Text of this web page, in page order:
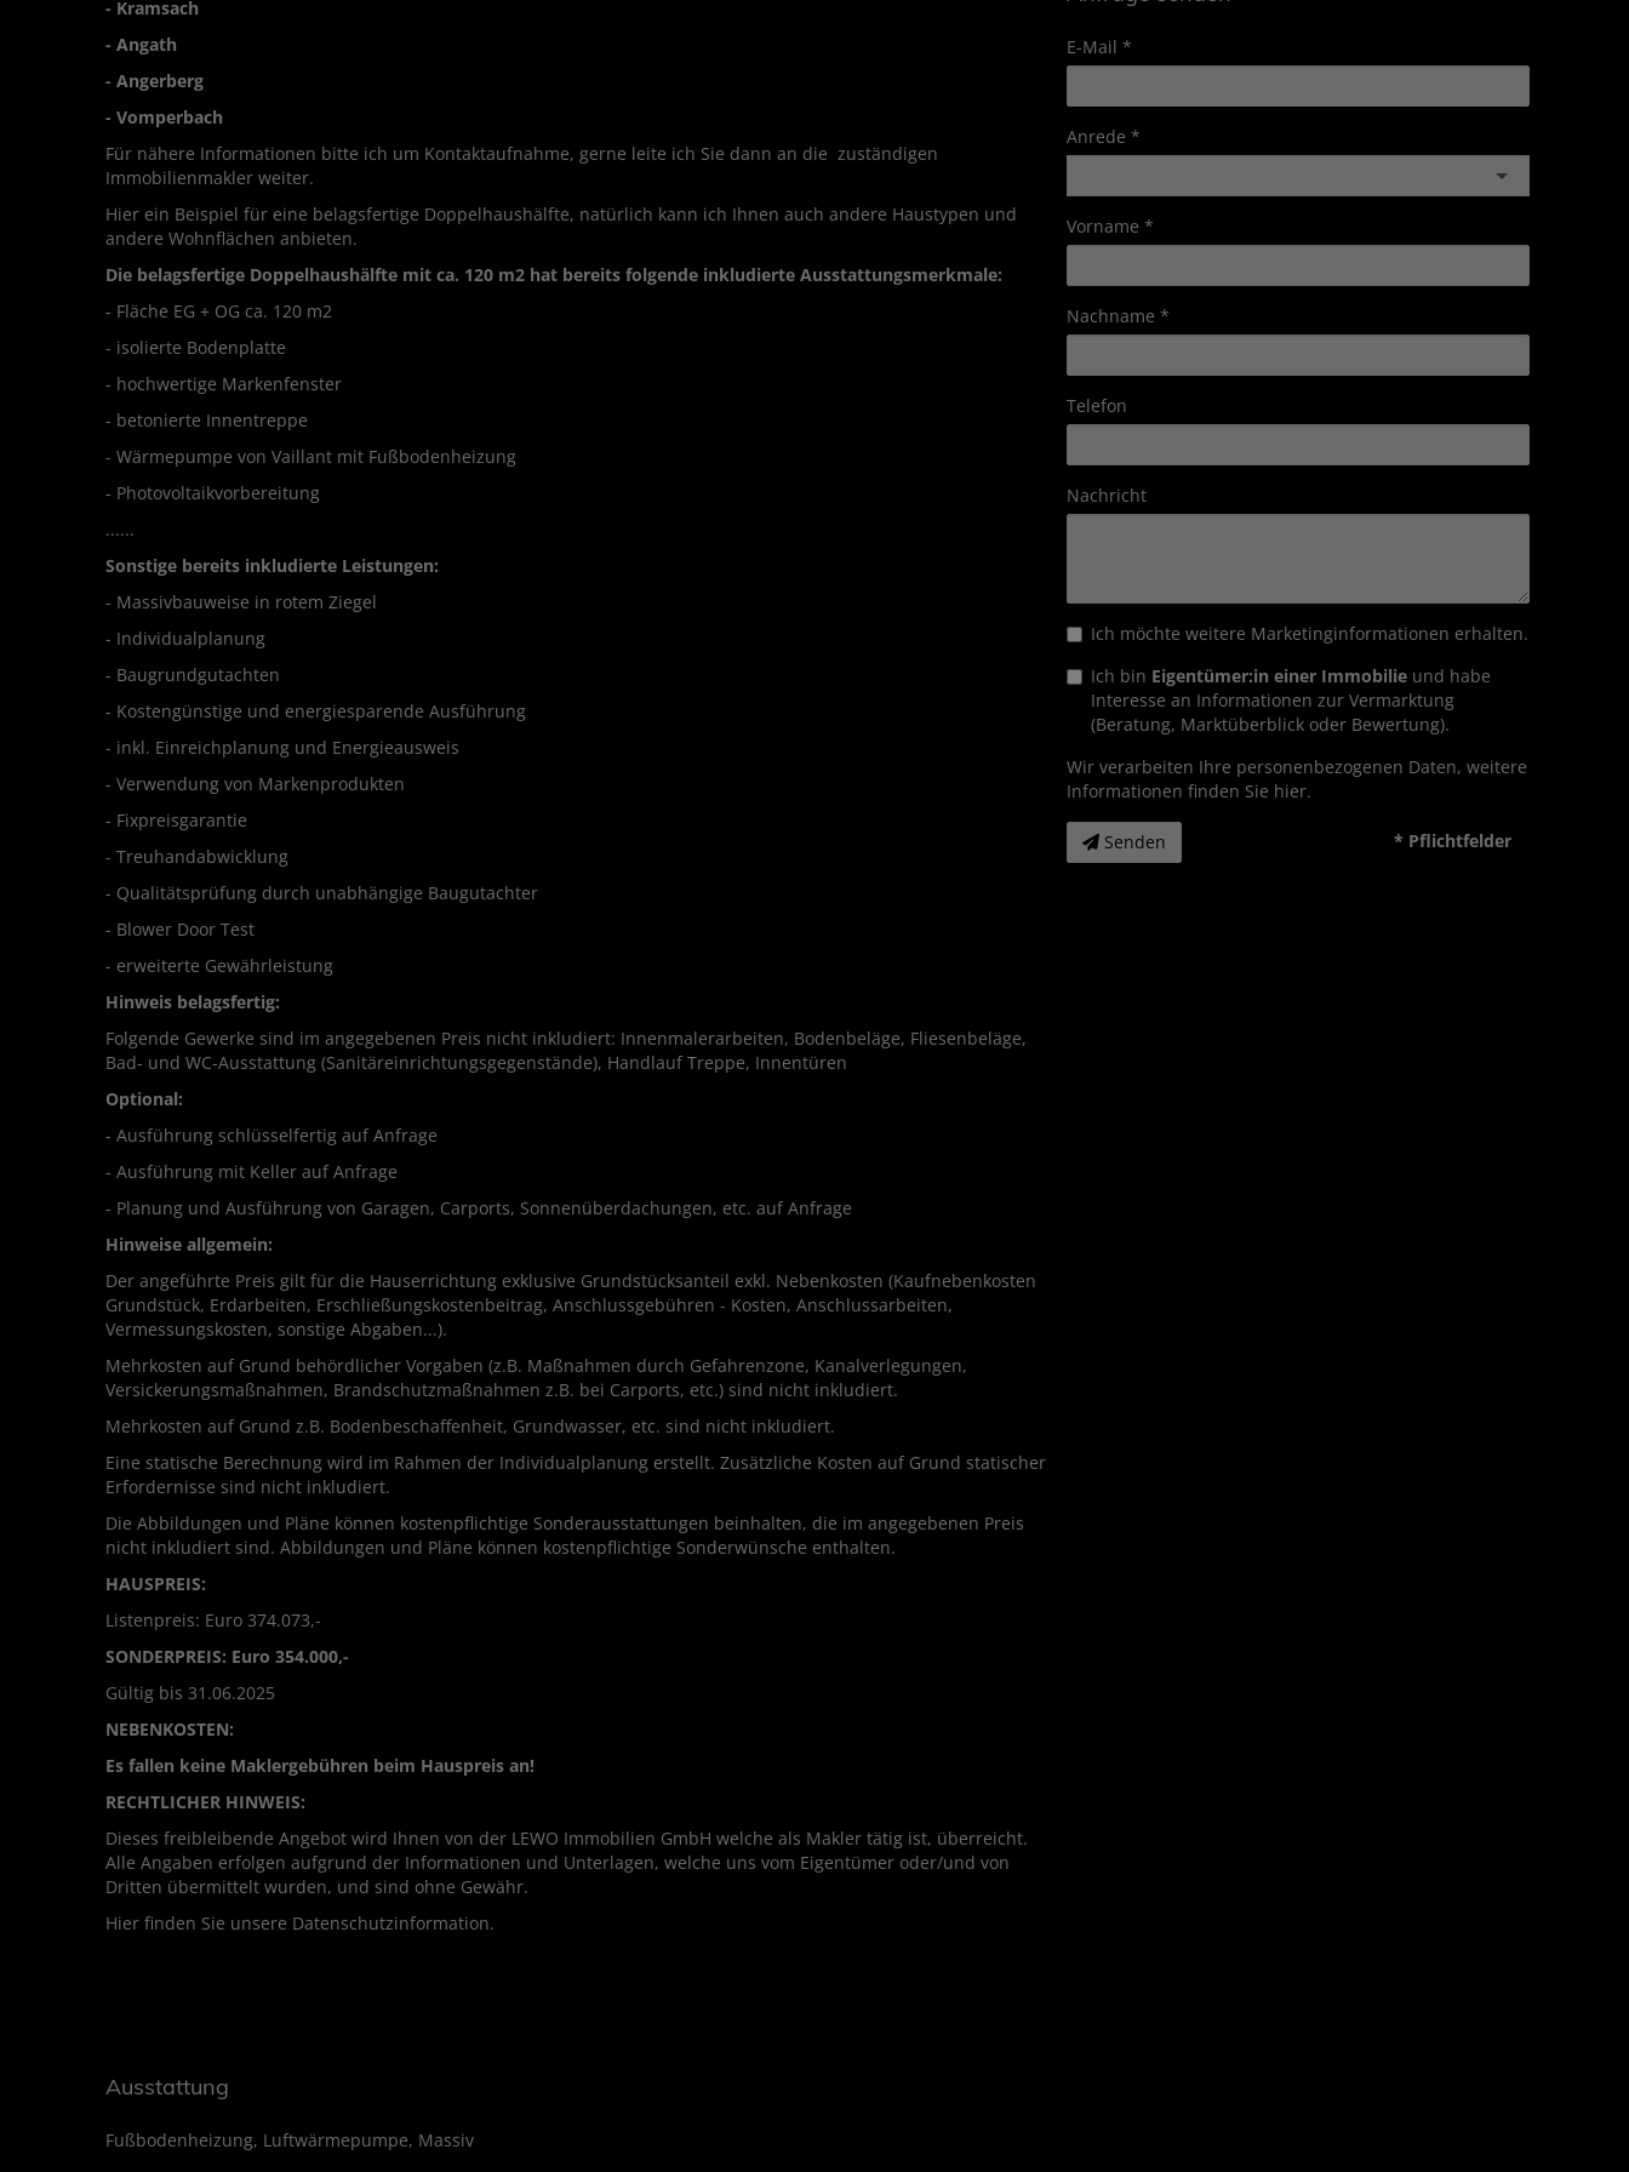
- Kramsach
- Angath
- Angerberg
- Vomperbach
Für nähere Informationen bitte ich um Kontaktaufnahme, gerne leite ich Sie dann an die zuständigen
Immobilienmakler weiter.
Hier ein Beispiel für eine belagsfertige Doppelhaushälfte, natürlich kann ich Ihnen auch andere Haustypen und
andere Wohnflächen anbieten.
Die belagsfertige Doppelhaushälfte mit ca. 120 m2 hat bereits folgende inkludierte Ausstattungsmerkmale:
- Fläche EG + OG ca. 120 m2
- isolierte Bodenplatte
- hochwertige Markenfenster
- betonierte Innentreppe
- Wärmepumpe von Vaillant mit Fußbodenheizung
- Photovoltaikvorbereitung
......
Sonstige bereits inkludierte Leistungen:
- Massivbauweise in rotem Ziegel
- Individualplanung
- Baugrundgutachten
- Kostengünstige und energiesparende Ausführung
- inkl. Einreichplanung und Energieausweis
- Verwendung von Markenprodukten
- Fixpreisgarantie
- Treuhandabwicklung
- Qualitätsprüfung durch unabhängige Baugutachter
- Blower Door Test
- erweiterte Gewährleistung
Hinweis belagsfertig:
Folgende Gewerke sind im angegebenen Preis nicht inkludiert: Innenmalerarbeiten, Bodenbeläge, Fliesenbeläge,
Bad- und WC-Ausstattung (Sanitäreinrichtungsgegenstände), Handlauf Treppe, Innentüren
Optional:
- Ausführung schlüsselfertig auf Anfrage
- Ausführung mit Keller auf Anfrage
- Planung und Ausführung von Garagen, Carports, Sonnenüberdachungen, etc. auf Anfrage
Hinweise allgemein:
Der angeführte Preis gilt für die Hauserrichtung exklusive Grundstücksanteil exkl. Nebenkosten (Kaufnebenkosten
Grundstück, Erdarbeiten, Erschließungskostenbeitrag, Anschlussgebühren - Kosten, Anschlussarbeiten,
Vermessungskosten, sonstige Abgaben...).
Mehrkosten auf Grund behördlicher Vorgaben (z.B. Maßnahmen durch Gefahrenzone, Kanalverlegungen,
Versickerungsmaßnahmen, Brandschutzmaßnahmen z.B. bei Carports, etc.) sind nicht inkludiert.
Mehrkosten auf Grund z.B. Bodenbeschaffenheit, Grundwasser, etc. sind nicht inkludiert.
Eine statische Berechnung wird im Rahmen der Individualplanung erstellt. Zusätzliche Kosten auf Grund statischer
Erfordernisse sind nicht inkludiert.
Die Abbildungen und Pläne können kostenpflichtige Sonderausstattungen beinhalten, die im angegebenen Preis
nicht inkludiert sind. Abbildungen und Pläne können kostenpflichtige Sonderwünsche enthalten.
HAUSPREIS:
Listenpreis: Euro 374.073,-
SONDERPREIS: Euro 354.000,-
Gültig bis 31.06.2025
NEBENKOSTEN:
Es fallen keine Maklergebühren beim Hauspreis an!
RECHTLICHER HINWEIS:
Dieses freibleibende Angebot wird Ihnen von der LEWO Immobilien GmbH welche als Makler tätig ist, überreicht.
Alle Angaben erfolgen aufgrund der Informationen und Unterlagen, welche uns vom Eigentümer oder/und von
Dritten übermittelt wurden, und sind ohne Gewähr.
Hier finden Sie unsere Datenschutzinformation.
Ausstattung
Fußbodenheizung Luftwärmepumpe Massiv
E-Mail
Anrede
Vorname
Nachname
Telefon
Nachricht
Ich möchte weitere Marketinginformationen erhalten.
Ich bin Eigentümer:in einer Immobilie und habe
Interesse an Informationen zur Vermarktung
(Beratung, Marktüberblick oder Bewertung).
Wir verarbeiten Ihre personenbezogenen Daten, weitere
Informationen finden Sie hier.
Senden * Pflichtfelder